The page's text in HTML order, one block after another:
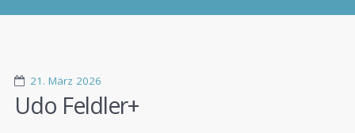
21. März 2026
Udo Feldler+